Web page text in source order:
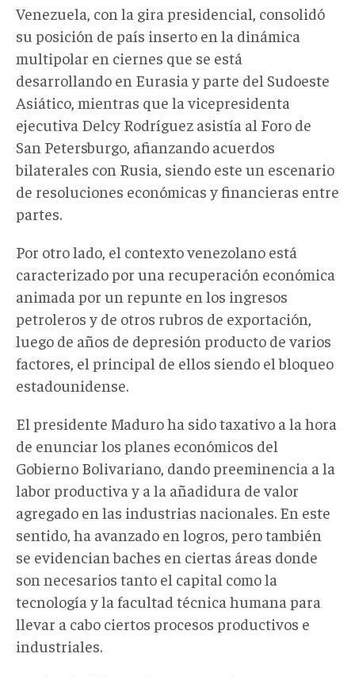
Venezuela, con la gira presidencial, consolidó
su posición de país inserto en la dinámica
multipolar en ciernes que se está
desarrollando en Eurasia y parte del Sudoeste
Asiático, mientras que la vicepresidenta
ejecutiva Delcy Rodríguez asistía al Foro de
San Petersburgo, afianzando acuerdos
bilaterales con Rusia, siendo este un escenario
de resoluciones económicas y financieras entre
partes.
Por otro lado, el contexto venezolano está
caracterizado por una recuperación económica
animada por un repunte en los ingresos
petroleros y de otros rubros de exportación,
luego de años de depresión producto de varios
factores, el principal de ellos siendo el bloqueo
estadounidense.
El presidente Maduro ha sido taxativo a la hora
de enunciar los planes económicos del
Gobierno Bolivariano, dando preeminencia a la
labor productiva y a la añadidura de valor
agregado en las industrias nacionales. En este
sentido, ha avanzado en logros, pero también
se evidencian baches en ciertas áreas donde
son necesarios tanto el capital como la
tecnología y la facultad técnica humana para
llevar a cabo ciertos procesos productivos e
industriales.